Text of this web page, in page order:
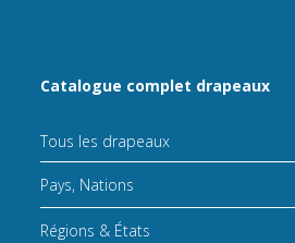
Catalogue complet drapeaux
Tous les drapeaux
Pays, Nations
Régions & États